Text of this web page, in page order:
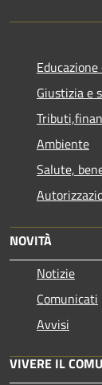
Giustizia e
Ambiente
Salute,
NOVITÀ
Notizie
Comunicati
Avvisi
VIVERE IL